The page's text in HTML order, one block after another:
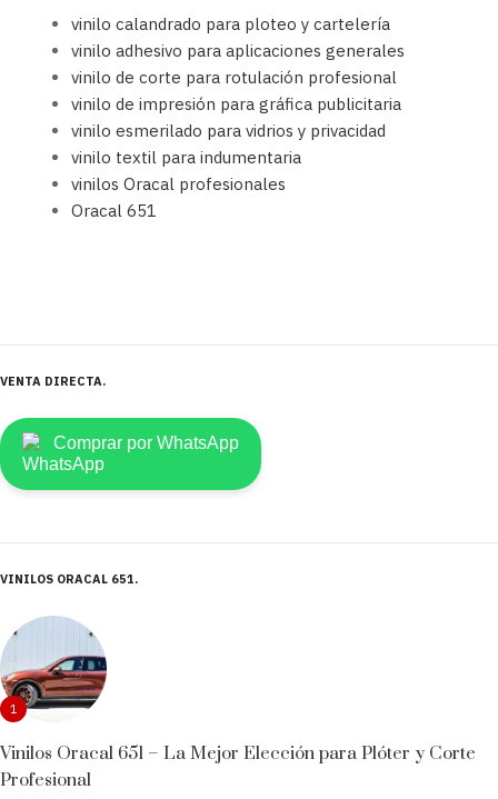
vinilo calandrado para ploteo y cartelería
vinilo adhesivo para aplicaciones generales
vinilo de corte para rotulación profesional
vinilo de impresión para gráfica publicitaria
vinilo esmerilado para vidrios y privacidad
vinilo textil para indumentaria
vinilos Oracal profesionales
Oracal 651
VENTA DIRECTA
Comprar por WhatsApp
VINILOS ORACAL 651
1
Vinilos Oracal 651 – La Mejor Elección para Plóter y Corte
Profesional